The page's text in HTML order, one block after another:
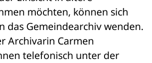
möchten, können sich
das Gemeindearchiv wenden.
Archivarin Carmen
telefonisch unter der